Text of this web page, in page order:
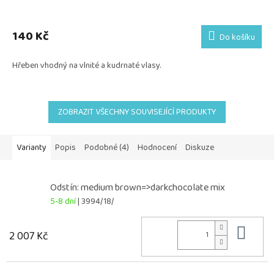
140 Kč Do košíku
Hřeben vhodný na vlnité a kudrnaté vlasy.
ZOBRAZIT VŠECHNY SOUVISEJÍCÍ PRODUKTY
Varianty Popis Podobné (4) Hodnocení Diskuze
Odstín: medium brown=>darkchocolate mix
5-8 dní| 3994/18/
2 007 Kč